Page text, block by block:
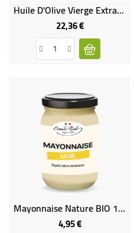
Huile D'Olive Vierge Extra Bio Fruitée 1 L
22,36 €Prix
Mayonnaise Nature BIO 185 G
4,95 €Prix